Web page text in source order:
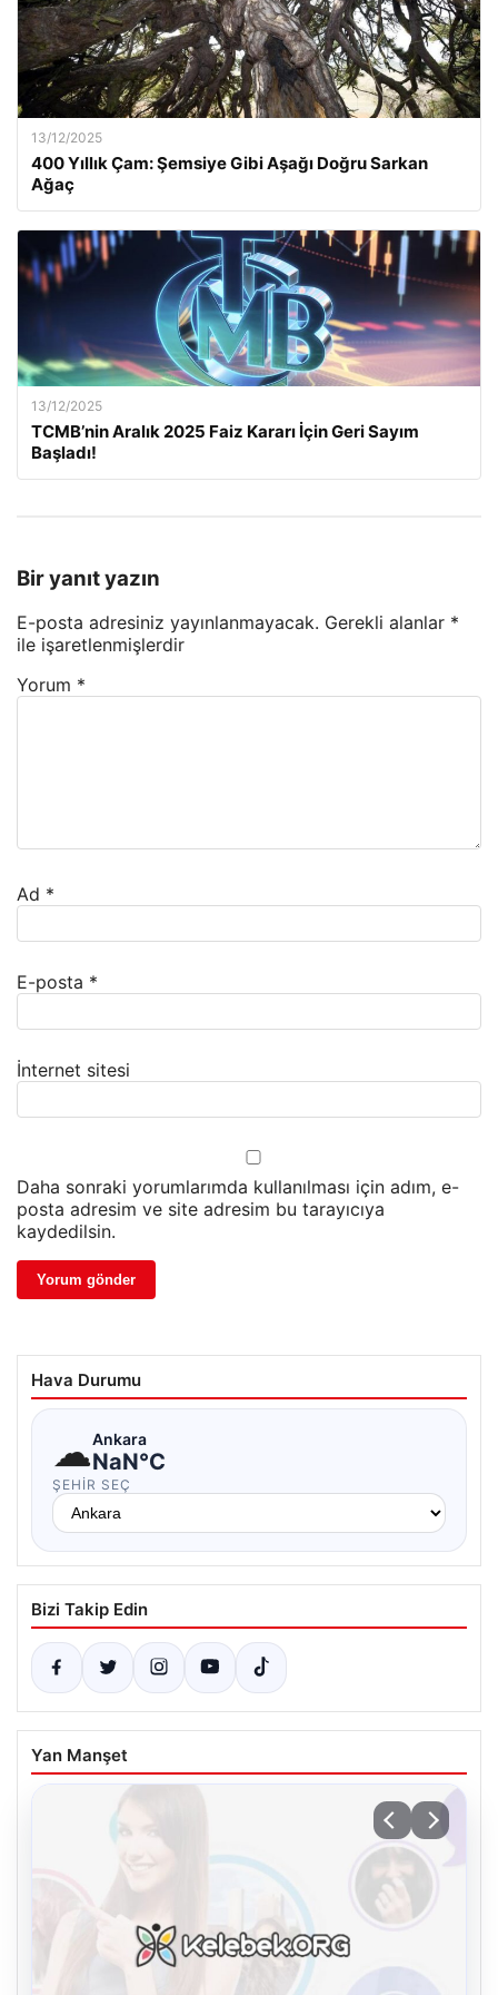
13/12/2025
400 Yıllık Çam: Şemsiye Gibi Aşağı Doğru Sarkan
Ağaç
13/12/2025
TCMB’nin Aralık 2025 Faiz Kararı İçin Geri Sayım
Başladı!
Bir yanıt yazın
E-posta adresiniz yayınlanmayacak. Gerekli alanlar *
ile işaretlenmişlerdir
Yorum *
Ad *
E-posta *
İnternet sitesi
Daha sonraki yorumlarımda kullanılması için adım, e-
posta adresim ve site adresim bu tarayıcıya
kaydedilsin.
Hava Durumu
☁Ankara
NaN°C
ŞEHIR SEÇ
Bizi Takip Edin
Yan Manşet